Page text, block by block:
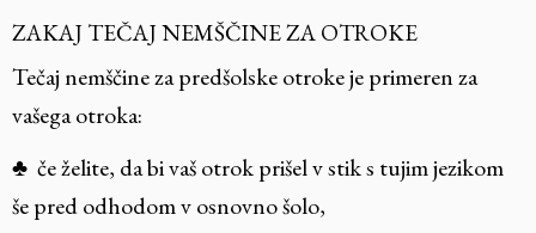
ZAKAJ TEČAJ NEMŠČINE ZA OTROKE
Tečaj nemščine za predšolske otroke je primeren za
vašega otroka:
♣ če želite, da bi vaš otrok prišel v stik s tujim jezikom
še pred odhodom v osnovno šolo,